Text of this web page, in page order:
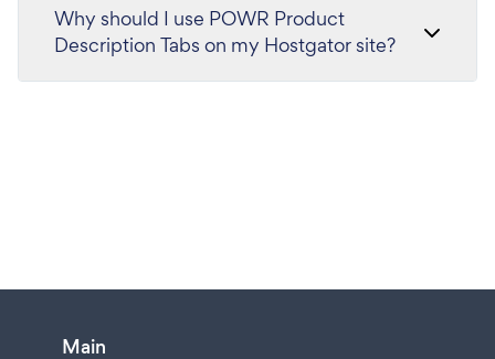
Why should I use POWR Product
Description Tabs on my Hostgator site?
Main